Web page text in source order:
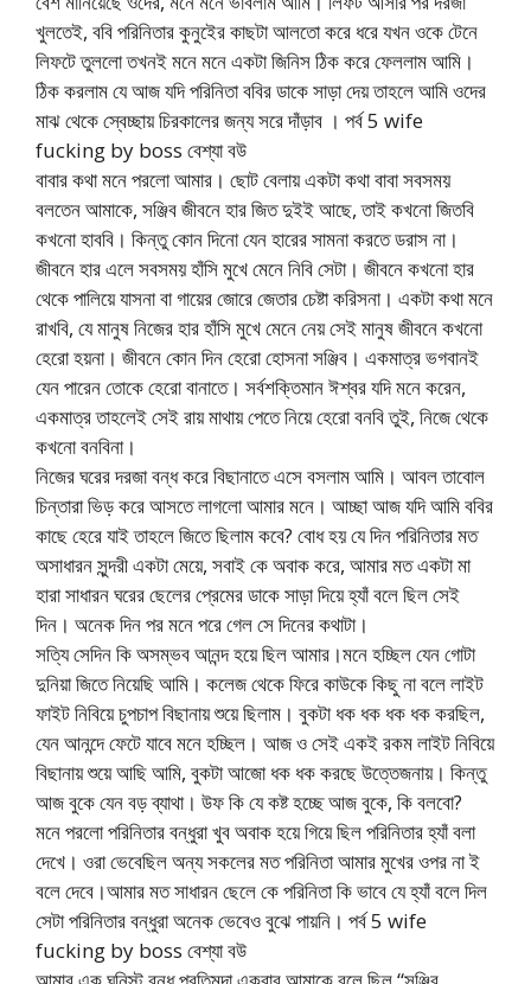
খুলতেই, ববি পরিনিতার কুনুইের কাছটা আলতো করে ধরে যখন ওকে টেনে
লিফটে তুললো তখনই মনে মনে একটা জিনিস ঠিক করে ফেললাম আমি।
ঠিক করলাম যে আজ যদি পরিনিতা ববির ডাকে সাড়া দেয় তাহলে আমি ওদের
মাঝ থেকে স্বেচ্ছায় চিরকালের জন্য সরে দাঁড়াব । পর্ব 5 wife
fucking by boss বেশ্যা বউ
বাবার কথা মনে পরলো আমার। ছোট বেলায় একটা কথা বাবা সবসময়
বলতেন আমাকে, সঞ্জিব জীবনে হার জিত দুইই আছে, তাই কখনো জিতবি
কখনো হাববি। কিন্তু কোন দিনো যেন হারের সামনা করতে ডরাস না।
জীবনে হার এলে সবসময় হাঁসি মুখে মেনে নিবি সেটা। জীবনে কখনো হার
থেকে পালিয়ে যাসনা বা গায়ের জোরে জেতার চেষ্টা করিসনা। একটা কথা মনে
রাখবি, যে মানুষ নিজের হার হাঁসি মুখে মেনে নেয় সেই মানুষ জীবনে কখনো
হেরো হয়না। জীবনে কোন দিন হেরো হোসনা সঞ্জিব। একমাত্র ভগবানই
যেন পারেন তোকে হেরো বানাতে। সর্বশক্তিমান ঈশ্বর যদি মনে করেন,
একমাত্র তাহলেই সেই রায় মাথায় পেতে নিয়ে হেরো বনবি তুই, নিজে থেকে
কখনো বনবিনা।
নিজের ঘরের দরজা বন্ধ করে বিছানাতে এসে বসলাম আমি। আবল তাবোল
চিন্তারা ভিড় করে আসতে লাগলো আমার মনে। আচ্ছা আজ যদি আমি ববির
কাছে হেরে যাই তাহলে জিতে ছিলাম কবে? বোধ হয় যে দিন পরিনিতার মত
অসাধারন সুন্দরী একটা মেয়ে, সবাই কে অবাক করে, আমার মত একটা মা
হারা সাধারন ঘরের ছেলের প্রেমের ডাকে সাড়া দিয়ে হ্যাঁ বলে ছিল সেই
দিন। অনেক দিন পর মনে পরে গেল সে দিনের কথাটা।
সত্যি সেদিন কি অসম্ভব আনন্দ হয়ে ছিল আমার।মনে হচ্ছিল যেন গোটা
দুনিয়া জিতে নিয়েছি আমি। কলেজ থেকে ফিরে কাউকে কিছু না বলে লাইট
ফাইট নিবিয়ে চুপচাপ বিছানায় শুয়ে ছিলাম। বুকটা ধক ধক ধক ধক করছিল,
যেন আনন্দে ফেটে যাবে মনে হচ্ছিল। আজ ও সেই একই রকম লাইট নিবিয়ে
বিছানায় শুয়ে আছি আমি, বুকটা আজো ধক ধক করছে উত্তেজনায়। কিন্তু
আজ বুকে যেন বড় ব্যাথা। উফ কি যে কষ্ট হচ্ছে আজ বুকে, কি বলবো?
মনে পরলো পরিনিতার বন্ধুরা খুব অবাক হয়ে গিয়ে ছিল পরিনিতার হ্যাঁ বলা
দেখে। ওরা ভেবেছিল অন্য সকলের মত পরিনিতা আমার মুখের ওপর না ই
বলে দেবে।আমার মত সাধারন ছেলে কে পরিনিতা কি ভাবে যে হ্যাঁ বলে দিল
সেটা পরিনিতার বন্ধুরা অনেক ভেবেও বুঝে পায়নি। পর্ব 5 wife
fucking by boss বেশ্যা বউ